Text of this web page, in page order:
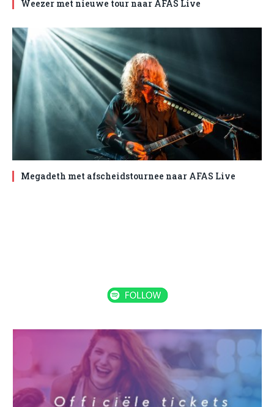
Weezer met nieuwe tour naar AFAS Live
Megadeth met afscheidstournee naar AFAS Live